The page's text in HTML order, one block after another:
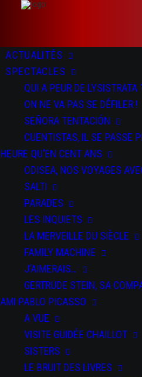
ACTUALITÉS
SPECTACLES
QUI A PEUR DE LYSISTRATA
ON NE VA PAS SE DÉFILER !
SEÑORA TENTACIÓN
CUENTISTAS, IL SE PASSE
HEURE QU’EN CENT ANS
ODISEA, NOS VOYAGES
SALTI
PARADES
LES INQUIETS
LA MERVEILLE DU SIÈCLE
FAMILY MACHINE
J’AIMERAIS…
GERTRUDE STEIN, SA
AMI PABLO PICASSO
A VUE
VISITE GUIDÉE CHAILLOT
SISTERS
LE BRUIT DES LIVRES
DATE